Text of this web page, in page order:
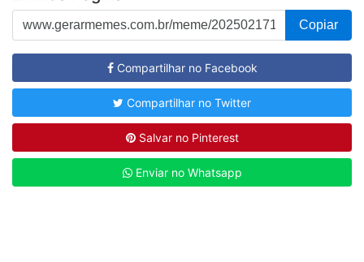
Copiar
Compartilhar no Facebook
Compartilhar no Twitter
Salvar no Pinterest
Enviar no Whatsapp